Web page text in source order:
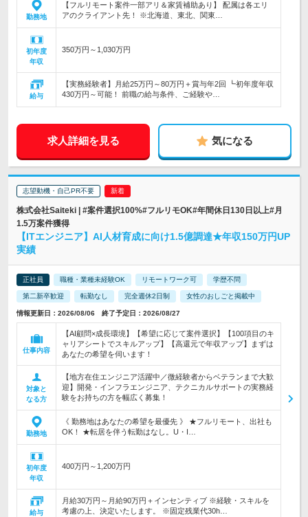
勤務地
【フルリモート案件一部アリ＆家賃補助あり】 配属は各エリ
アのクライアント先！ ※北海道、東北、関東…
初年度
年収
350万円～1,030万円
給与
【実務経験者】月給25万円～80万円＋賞与年2回 ┗初年度年収
430万円～可能！ 前職の給与条件、ご経験や…
求人詳細を見る 気になる
志望動機・自己PR不要
株式会社Saiteki | #案件選択100%#フルリモOK#年間休日130日以上#月
1.5万案件獲得
【ITエンジニア】AI人材育成に向け1.5億調達★年収150万円UP
実績
正社員 職種・業種未経験OK リモートワーク可 学歴不問
第二新卒歓迎 転勤なし 完全週休2日制 女性のおしごと掲載中
情報更新日：2026/08/06 終了予定日：2026/08/27
仕事内容
【AI顧問×成長環境】【希望に応じて案件選択】【100項目のキ
ャリアシートでスキルアップ】【高還元で年収アップ】まずは
あなたの希望を伺います！
対象と
なる方
【地方在住エンジニア活躍中／微経験者からベテランまで大歓
迎】開発・インフラエンジニア、テクニカルサポートの実務経
験をお持ちの方を幅広く募集！
勤務地
《 勤務地はあなたの希望を最優先 》 ★フルリモート、出社も
OK！ ★転居を伴う転勤はなし。U・I…
初年度
年収
400万円～1,200万円
給与
月給30万円～月給90万円＋インセンティブ ※経験・スキルを
考慮の上、決定いたします。 ※固定残業代30h…